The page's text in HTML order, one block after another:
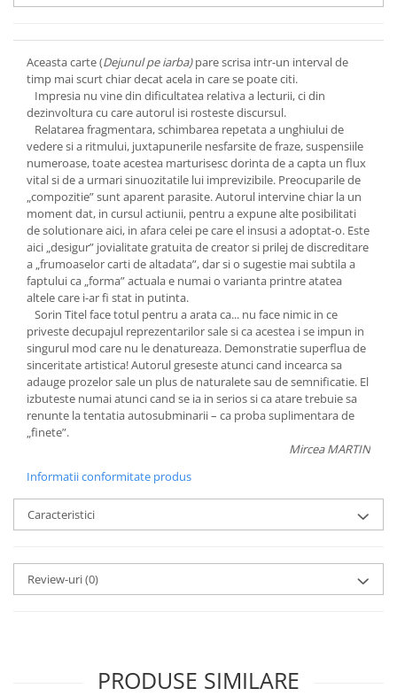
Aceasta carte (Dejunul pe iarba)pare scrisa intr-un interval de
timp mai scurt chiar decat acela in care se poate citi.
Impresia nu vine din dificultatea relativa a lecturii, ci din
dezinvoltura cu care autorul isi rosteste discursul.
Relatarea fragmentara, schimbarea repetata a unghiului de
vedere si a ritmului, juxtapunerile nesfarsite de fraze, suspensiile
numeroase, toate acestea marturisesc dorinta de a capta un flux
vital si de a urmari sinuozitatile lui imprevizibile. Preocuparile de
„compozitie” sunt aparent parasite. Autorul intervine chiar la un
moment dat, in cursul actiunii, pentru a expune alte posibilitati
de solutionare aici, in afara celei pe care el insusi a adoptat-o. Este
aici „desigur” jovialitate gratuita de creator si prilej de discreditare
a „frumoaselor carti de altadata”, dar si o sugestie mai subtila a
faptului ca „forma” actuala e numai o varianta printre atatea
altele care i-ar fi stat in putinta.
Sorin Titel face totul pentru a arata ca... nu face nimic in ce
priveste decupajul reprezentarilor sale si ca acestea i se impun in
singurul mod care nu le denatureaza. Demonstratie superflua de
sinceritate artistica! Autorul greseste atunci cand incearca sa
adauge prozelor sale un plus de naturalete sau de semnificatie. El
izbuteste numai atunci cand se ia in serios si ca atare trebuie sa
renunte la tentatia autosubminarii – ca proba suplimentara de
„finete”.
Mircea MARTIN
Informatii conformitate produs
Caracteristici
Review-uri(0)
PRODUSE SIMILARE